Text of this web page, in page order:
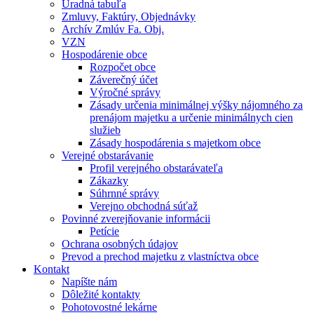
Úradná tabuľa
Zmluvy, Faktúry, Objednávky
Archív Zmlúv Fa. Obj.
VZN
Hospodárenie obce
Rozpočet obce
Záverečný účet
Výročné správy
Zásady určenia minimálnej výšky nájomného za
prenájom majetku a určenie minimálnych cien
služieb
Zásady hospodárenia s majetkom obce
Verejné obstarávanie
Profil verejného obstarávateľa
Zákazky
Súhrnné správy
Verejno obchodná súťaž
Povinné zverejňovanie informácii
Petície
Ochrana osobných údajov
Prevod a prechod majetku z vlastníctva obce
Kontakt
Napíšte nám
Dôležité kontakty
Pohotovostné lekárne